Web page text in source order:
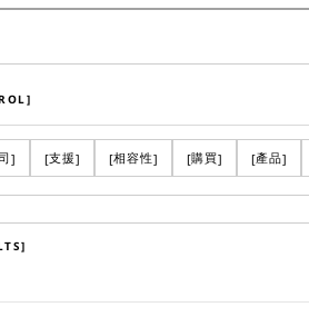
] [支援] [相容性] [購買] [產品]